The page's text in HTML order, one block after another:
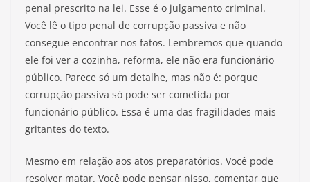
penal prescrito na lei. Esse é o julgamento criminal.
Você lê o tipo penal de corrupção passiva e não
consegue encontrar nos fatos. Lembremos que quando
ele foi ver a cozinha, reforma, ele não era funcionário
público. Parece só um detalhe, mas não é: porque
corrupção passiva só pode ser cometida por
funcionário público. Essa é uma das fragilidades mais
gritantes do texto.
Mesmo em relação aos atos preparatórios. Você pode
resolver matar. Você pode pensar nisso, comentar que